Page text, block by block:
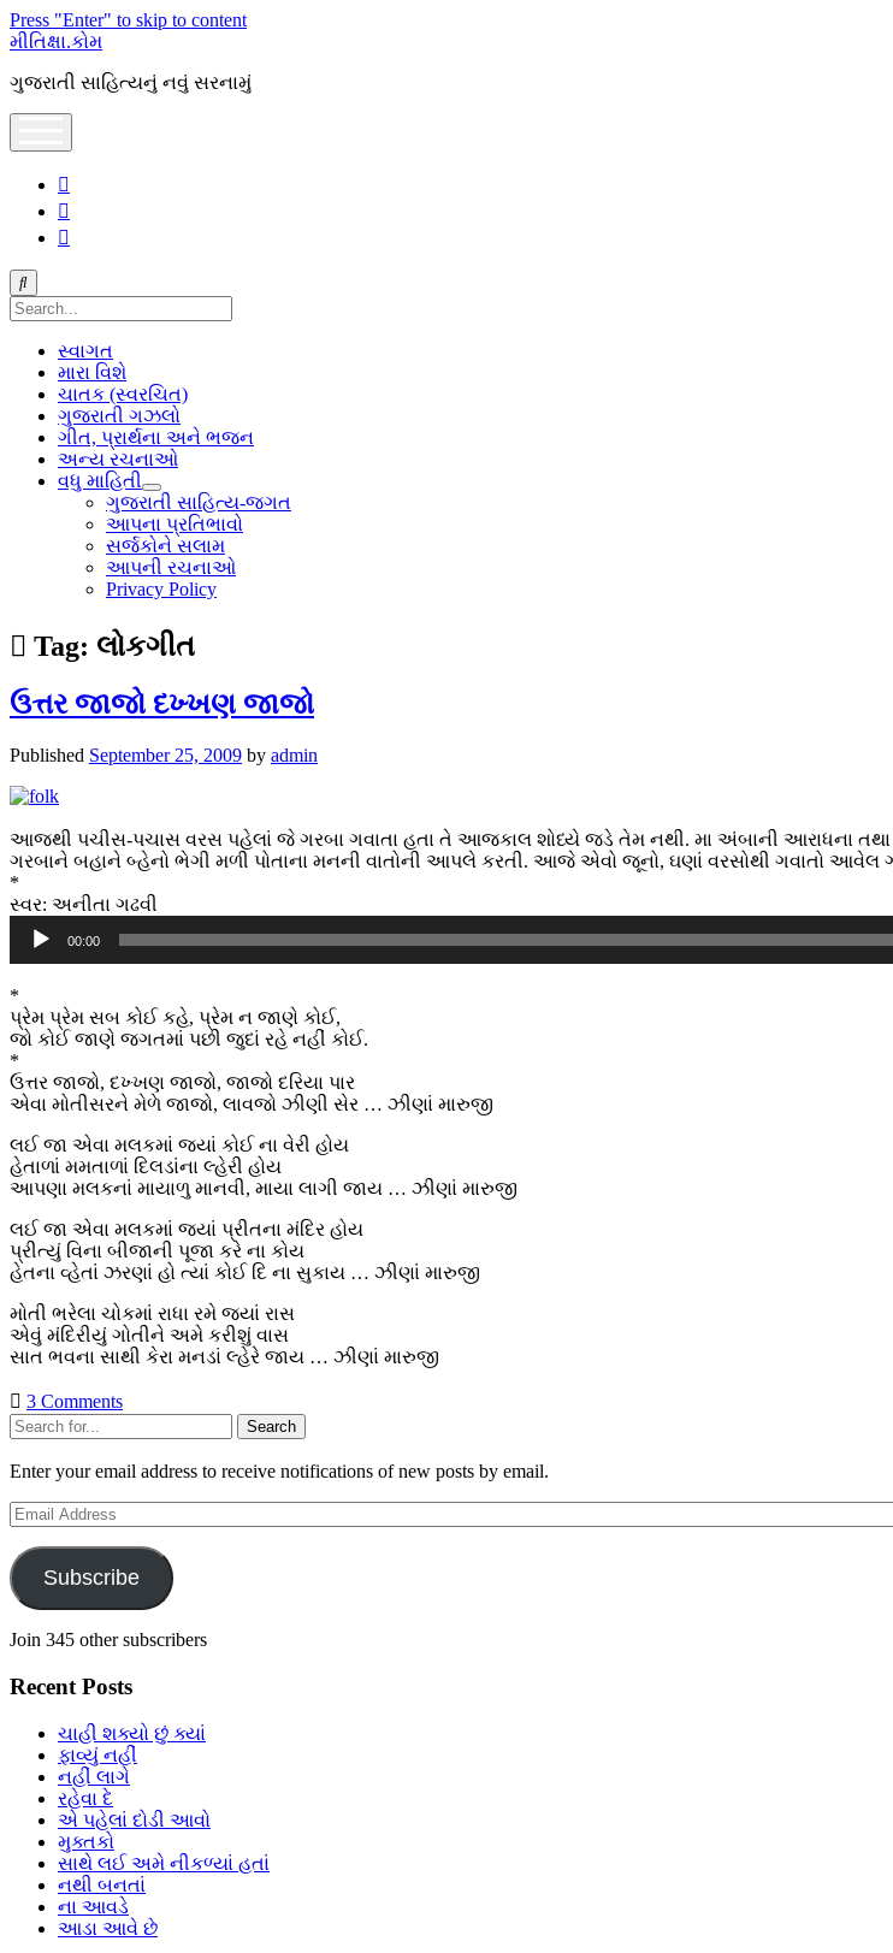
Press "Enter" to skip to content
મીતિક્ષા.કોમ
ગુજરાતી સાહિત્યનું નવું સરનામું
Search
સ્વાગત
મારા વિશે
ચાતક (સ્વરચિત)
ગુજરાતી ગઝલો
ગીત, પ્રાર્થના અને ભજન
અન્ય રચનાઓ
વધુ માહિતી
open
dropdown
menu
ગુજરાતી સાહિત્ય-જગત
આપના પ્રતિભાવો
સર્જકોને સલામ
આપની રચનાઓ
Privacy Policy
Tag: લોકગીત
ઉત્તર જાજો દખ્ખણ જાજો
Published September 25, 2009 by admin
આજથી પચીસ-પચાસ વરસ પહેલાં જે ગરબા ગવાતા હતા તે આજકાલ શોધ્યે જડે તેમ નથી. મા અંબાની આરાધના
ગરબાને બહાને બ્હેનો ભેગી મળી પોતાના મનની વાતોની આપલે કરતી. આજે એવો જૂનો, ઘણાં વરસોથી
*
સ્વર: અનીતા ગઢવી
Audio
Player
00:00
*
પ્રેમ પ્રેમ સબ કોઈ કહે, પ્રેમ ન જાણે કોઈ,
જો કોઈ જાણે જગતમાં પછી જુદાં રહે નહીં કોઈ.
*
ઉત્તર જાજો, દખ્ખણ જાજો, જાજો દરિયા પાર
એવા મોતીસરને મેળે જાજો, લાવજો ઝીણી સેર … ઝીણાં મારુજી
લઈ જા એવા મલકમાં જ્યાં કોઈ ના વેરી હોય
હેતાળાં મમતાળાં દિલડાંના લ્હેરી હોય
આપણા મલકનાં માયાળુ માનવી, માયા લાગી જાય … ઝીણાં મારુજી
લઈ જા એવા મલકમાં જ્યાં પ્રીતના મંદિર હોય
પ્રીત્યું વિના બીજાની પૂજા કરે ના કોય
હેતના વ્હેતાં ઝરણાં હો ત્યાં કોઈ દિ ના સુકાય … ઝીણાં મારુજી
મોતી ભરેલા ચોકમાં રાધા રમે જ્યાં રાસ
એવું મંદિરીયું ગોતીને અમે કરીશું વાસ
સાત ભવના સાથી કેરા મનડાં લ્હેરે જાય … ઝીણાં મારુજી
3 Comments
Sidebar
Search
Enter your email address to receive notifications of new posts by email.
Email
Address
Subscribe
Join 345 other subscribers
Recent Posts
ચાહી શક્યો છું ક્યાં
ફાવ્યું નહીં
નહીં લાગે
રહેવા દે
એ પહેલાં દોડી આવો
મુક્તકો
સાથે લઈ અમે નીકળ્યાં હતાં
નથી બનતાં
ના આવડે
આડા આવે છે